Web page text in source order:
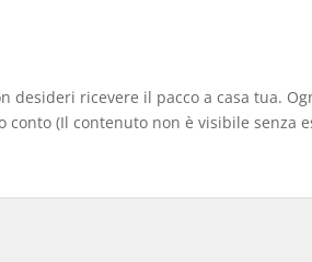
ricevere il pacco a casa tua.
(Il contenuto non è visibile senza